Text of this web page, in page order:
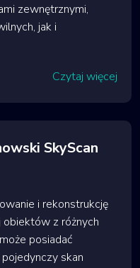
zewnętrznymi,
jak i
Czytaj więcej
SkyScan
i rekonstrukcję
z różnych
posiadać
skan